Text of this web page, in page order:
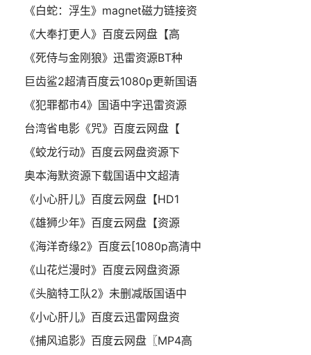
《白蛇：浮生》magnet磁力链接资
《大奉打更人》百度云网盘【高
《死侍与金刚狼》迅雷资源BT种
巨齿鲨2超清百度云1080p更新国语
《犯罪都市4》国语中字迅雷资源
台湾省电影《咒》百度云网盘【
《蛟龙行动》百度云网盘资源下
奥本海默资源下载国语中文超清
《小心肝儿》百度云网盘【HD1
《雄狮少年》百度云网盘【资源
《海洋奇缘2》百度云[1080p高清中
《山花烂漫时》百度云网盘资源
《头脑特工队2》未删减版国语中
《小心肝儿》百度云迅雷网盘资
《捕风追影》百度云网盘〖MP4高